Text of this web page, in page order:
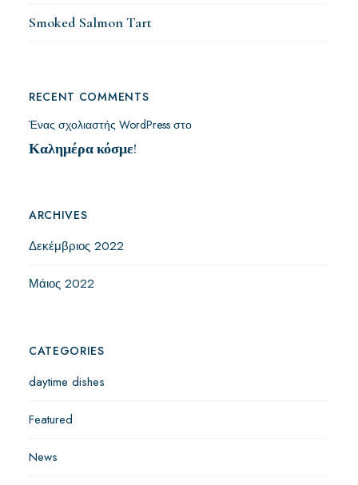
Smoked Salmon Tart
RECENT COMMENTS
Ένας σχολιαστής WordPressστο
Καλημέρα κόσμε!
ARCHIVES
Δεκέμβριος 2022
Μάιος 2022
CATEGORIES
daytime dishes
Featured
News